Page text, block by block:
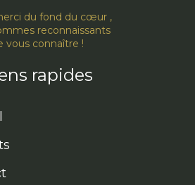
du fond du cœur ,
reconnaissants
vous connaître !
rapides